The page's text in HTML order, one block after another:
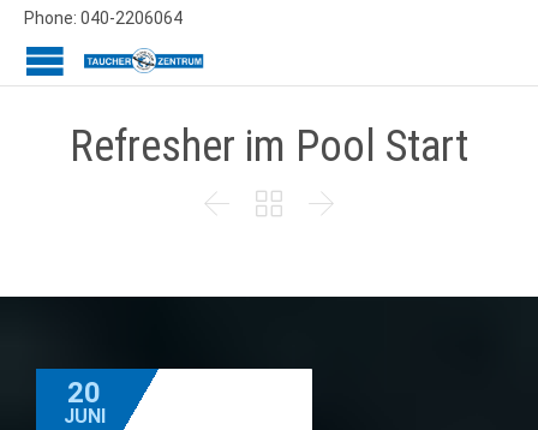
Phone: 040-2206064
Refresher im Pool Start
  
20
JUNI